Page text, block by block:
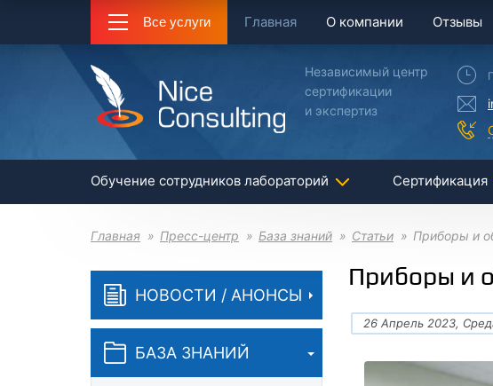
Все услуги Главная О компании Отзывы
Независимый центр
сертификации
и экспертиз
Обучение сотрудников лабораторий Сертификация
Главная Пресс-центр База знаний Статьи Приборы и
НОВОСТИ / АНОНСЫ
БАЗА ЗНАНИЙ
Приборы и
26 Апрель 2023,